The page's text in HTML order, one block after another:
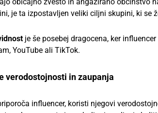
je ta izpostavljen veliki ciljni skupini, ki se
je še posebej dragocena, ker
YouTube ali TikTok.
verodostojnosti in zaupanja
influencer, koristi njegovi